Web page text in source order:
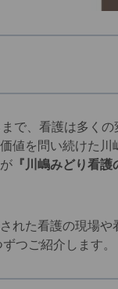
で、看護は多く
値を問い続けた
『川嶋みどり看
れた看護の現場や
つご紹介します。